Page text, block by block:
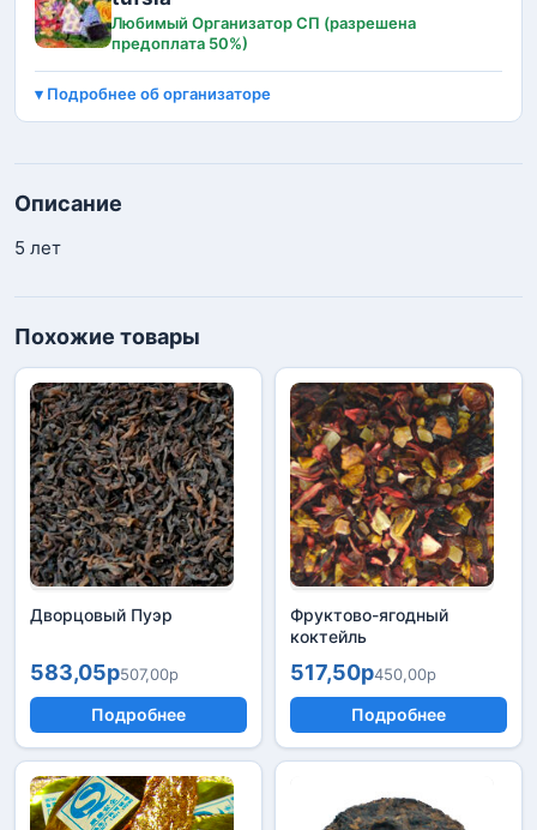
Любимый Организатор СП (разрешена
предоплата 50%)
Подробнее об организаторе
Описание
5 лет
Похожие товары
Дворцовый Пуэр
583,05р507,00р
Подробнее
Фруктово-ягодный
коктейль
517,50р450,00р
Подробнее